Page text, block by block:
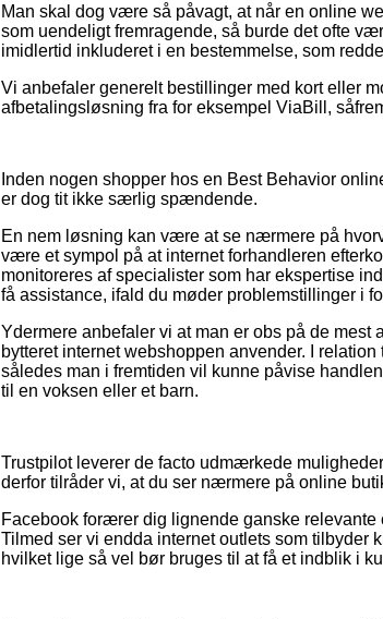
Man skal dog være så påvagt, at når en online
som uendeligt fremragende, så burde det ofte
imidlertid inkluderet i en bestemmelse, som
Vi anbefaler generelt bestillinger med kort eller
afbetalingsløsning fra for eksempel ViaBill,
Inden nogen shopper hos en Best Behavior
er dog tit ikke særlig spændende.
En nem løsning kan være at se nærmere på
være et sympol på at internet forhandleren
monitoreres af specialister som har ekspertise
få assistance, ifald du møder problemstillinger i
Ydermere anbefaler vi at man er obs på de
bytteret internet webshoppen anvender. I
således man i fremtiden vil kunne påvise
til en voksen eller et barn.
Trustpilot leverer de facto udmærkede
derfor tilråder vi, at du ser nærmere på online
Facebook forærer dig lignende ganske
Tilmed ser vi endda internet outlets som tilbyder
hvilket lige så vel bør bruges til at få et indblik i